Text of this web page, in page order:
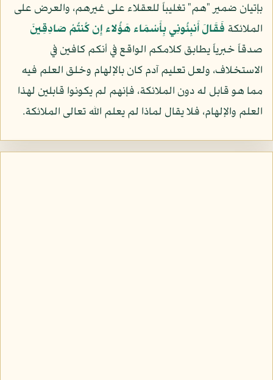
بإتيان ضمير "هم" تغليباً للعقلاء على غيرهم، والعرض على
الملائكة فَقَالَ أَنبِئُونِي بِأَسْمَاء هَؤُلاء إِن كُنتُمْ صَادِقِينَ
صدقاً خبرياً يطابق كلامكم الواقع في أنكم كافين في
الاستخلاف، ولعل تعليم آدم كان بالإلهام وخلق العلم فيه
مما هو قابل له دون الملائكة، فإنهم لم يكونوا قابلين لهذا
العلم والإلهام، فلا يقال لماذا لم يعلم الله تعالى الملائكة.